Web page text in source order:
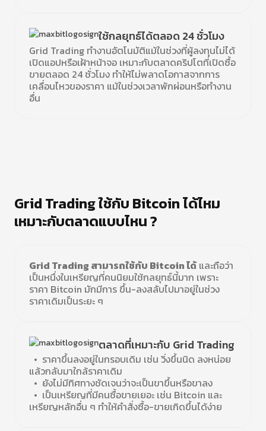
ใช้กลยุทธ์ได้ตลอด 24 ชั่วโมง
Grid Trading ทำงานอัตโนมัติแม้ในช่วงที่ผู้ลงทุนไม่ได้
เปิดแอปหรือเฝ้าหน้าจอ เหมาะกับตลาดคริปโตที่เปิดซื้อ
ขายตลอด 24 ชั่วโมง ทำให้ไม่พลาดโอกาสจากการ
เคลื่อนไหวของราคา แม้ในช่วงเวลาพักผ่อนหรือทำงาน
อื่น
Grid Trading ใช้กับ Bitcoin ได้ไหม
เหมาะกับตลาดแบบไหน ?
Grid Trading สามารถใช้กับ Bitcoin ได้ และถือว่า
เป็นหนึ่งในเหรียญที่คนนิยมใช้กลยุทธ์นี้มาก เพราะ
ราคา Bitcoin มักมีการ ขึ้น-ลงสลับไปมาอยู่ในช่วง
ราคาเดิมเป็นระยะ ๆ
ตลาดที่เหมาะกับ Grid Trading
• ราคาขึ้นลงอยู่ในกรอบเดิม เช่น วิ่งขึ้นนิด ลงหน่อย
แล้วกลับมาใกล้ราคาเดิม
• ยังไม่มีทิศทางชัดเจนว่าจะเป็นขาขึ้นหรือขาลง
• เป็นเหรียญที่มีคนซื้อขายเยอะ เช่น Bitcoin และ
เหรียญหลักอื่น ๆ ทำให้คำสั่งซื้อ-ขายเกิดขึ้นได้ง่าย